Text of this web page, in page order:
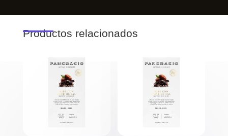
Productos relacionados